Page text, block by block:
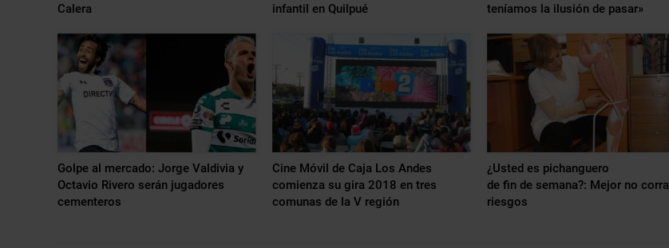
Calera
infantil en Quilpué
teníamos la ilusión de pasar»
Golpe al mercado: Jorge Valdivia y
Octavio Rivero serán jugadores
cementeros
Cine Móvil de Caja Los Andes
comienza su gira 2018 en tres
comunas de la V región
¿Usted es pichanguero
de fin de semana?: Mejor no corra
riesgos